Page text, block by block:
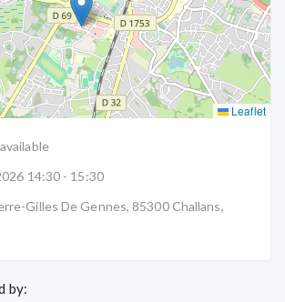
Leaflet
14:30 - 15:30
Gilles De Gennes, 85300 Challans,
by: